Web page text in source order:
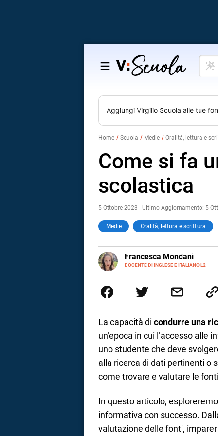
Salta
contenuto
Cosa
vuoi
Aggiungi Virgilio Scuola alle tue
Home Scuola Medie Oralità, lettura e
Come si fa
scolastica
5 Ottobre 2023 - Ultimo Aggiornamento: 5
Medie Oralità, lettura e scrittura
Francesca Mondani
DOCENTE DI INGLESE E ITALIANO L2
LINKEDIN
INSTAGRAM
Onsite e contenuti per il web.
La capacità di condurre una
un’epoca in cui l’accesso alle
uno studente che deve
alla ricerca di dati pertinenti o
come trovare e valutare le
In questo articolo,
informativa con successo.
valutazione delle fonti,